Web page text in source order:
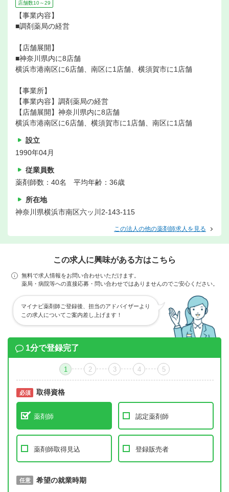
店舗数10～29
【事業内容】
■調剤薬局の経営
【店舗展開】
■神奈川県内に8店舗
横浜市港南区に6店舗、南区に1店舗、横須賀市に1店舗
【事業所】
【事業内容】調剤薬局の経営
【店舗展開】神奈川県内に8店舗
横浜市港南区に6店舗、横須賀市に1店舗、南区に1店舗
設立
1990年04月
従業員数
薬剤師数：40名 平均年齢：36歳
所在地
神奈川県横浜市南区六ッ川2-143-115
この法人の他の薬剤師求人を見る
この求人に興味がある方はこちら
無料で求人情報をお問い合わせいただけます。
薬局・病院等への直接応募・問い合わせではありませんのでご安心ください。
マイナビ薬剤師ご登録後、担当のアドバイザーより
この求人についてご案内差し上げます！
1分で登録完了
1 2 3 4 5
必須 取得資格
薬剤師 認定薬剤師
薬剤師取得見込 登録販売者
必須 取得予定年
任意 希望の就業時期